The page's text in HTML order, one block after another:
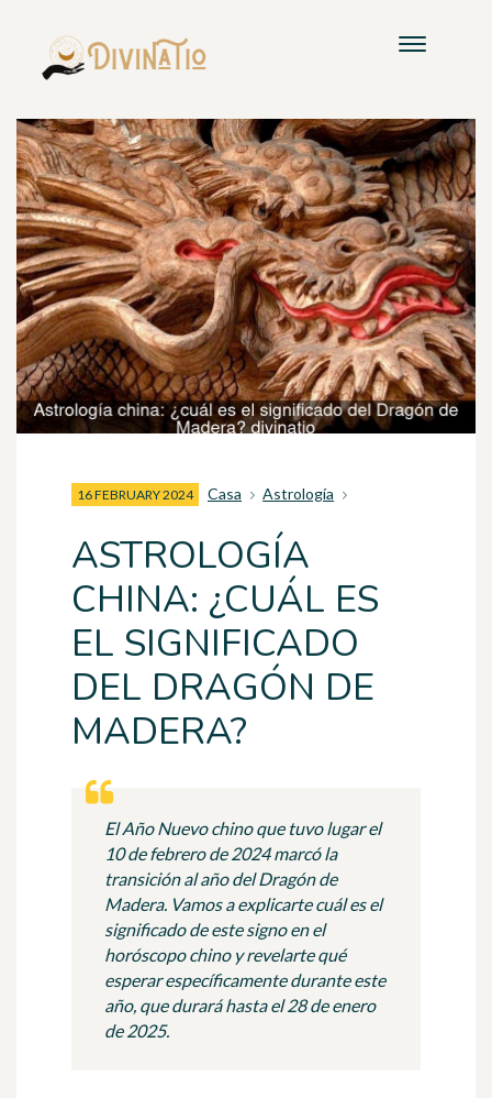
16 FEBRUARY 2024 Casa Astrología
ASTROLOGÍA
CHINA: ¿CUÁL ES
EL SIGNIFICADO
DEL DRAGÓN DE
MADERA?
El Año Nuevo chino que tuvo lugar el
10 de febrero de 2024 marcó la
transición al año del Dragón de
Madera. Vamos a explicarte cuál es el
significado de este signo en el
horóscopo chino y revelarte qué
esperar específicamente durante este
año, que durará hasta el 28 de enero
de 2025.